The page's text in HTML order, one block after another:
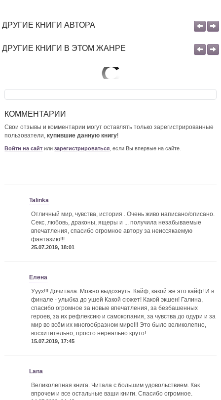
ДРУГИЕ КНИГИ АВТОРА
ДРУГИЕ КНИГИ В ЭТОМ ЖАНРЕ
КОММЕНТАРИИ
Свои отзывы и комментарии могут оставлять только зарегистрированные
пользователи,купившие данную книгу!
Войти на сайт илизарегистрироваться , если Вы впервые на сайте.
Talinka
Отличный мир, чувства, история . Очень живо написано/описано.
Секс, любовь, драконы, ящеры и ... получила незабываемые
впечатления, спасибо огромное автору за неиссякаемую
фантазию!!!
25.07.2019, 18:01
Елена
Ууух!!! Дочитала. Можно выдохнуть. Кайф, какой же это кайф! И в
финале - улыбка до ушей Какой сюжет! Какой экшен! Галина,
спасибо огромное за новые впечатления, за безбашенных
героев, за их рефлексию и самокопания, за чувства до одури и за
мир во всём их многообразном мире!!! Это было великолепно,
восхитительно, просто нереально круто!
15.07.2019, 17:45
Lana
Великолепная книга. Читала с большим удовольствием. Как
впрочем и все остальные ваши книги. Спасибо огромное.